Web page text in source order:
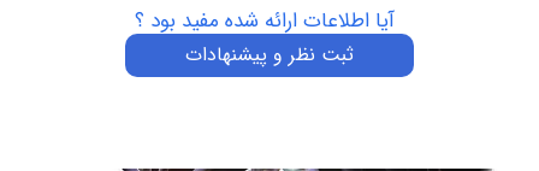
آیا اطلاعات ارائه شده مفید بود ؟
ثبت نظر و پیشنهادات